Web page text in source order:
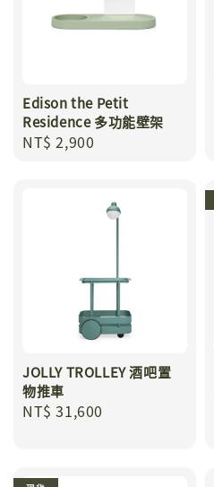
Edison the Petit
Residence 多功能壁架
Regular
NT$ 2,900
JOLLY TROLLEY 酒吧置
物推車
Regular
NT$ 31,600